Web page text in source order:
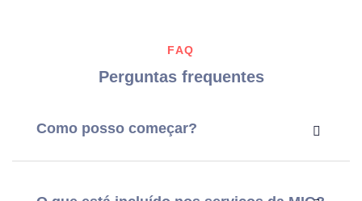
FAQ
Perguntas frequentes
Como posso começar?